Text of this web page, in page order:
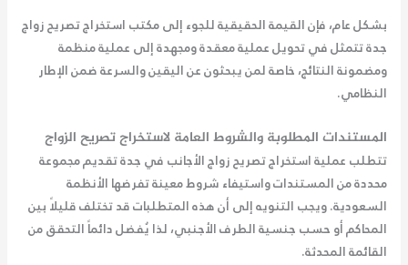
بشكل عام، فإن القيمة الحقيقية للجوء إلى مكتب استخراج تصريح زواج
جدة تتمثل في تحويل عملية معقدة ومجهدة إلى عملية منظمة
ومضمونة النتائج، خاصة لمن يبحثون عن اليقين والسرعة ضمن الإطار
النظامي.
المستندات المطلوبة والشروط العامة لاستخراج تصريح الزواج
تتطلب عملية استخراج تصريح زواج الأجانب في جدة تقديم مجموعة
محددة من المستندات واستيفاء شروط معينة تفرضها الأنظمة
السعودية. ويجب التنويه إلى أن هذه المتطلبات قد تختلف قليلاً بين
المحاكم أو حسب جنسية الطرف الأجنبي، لذا يُفضل دائماً التحقق من
القائمة المحدثة.